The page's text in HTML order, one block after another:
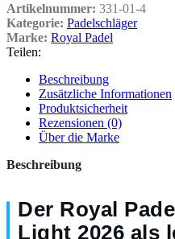
Artikelnummer: 331-01-4
Kategorie: Padelschläger
Marke: Royal Padel
Teilen:
Beschreibung
Zusätzliche Informationen
Produktsicherheit
Rezensionen (0)
Über die Marke
Beschreibung
Der Royal
Light 2026 als